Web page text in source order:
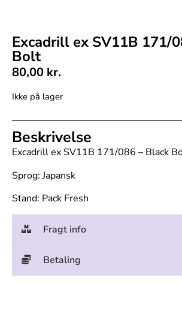
Excadrill ex SV11B 171/
Bolt
80,00 kr.
Ikke på lager
Beskrivelse
Excadrill ex SV11B 171/086 – Black
Sprog: Japansk
Stand: Pack Fresh
Fragt info
Betaling